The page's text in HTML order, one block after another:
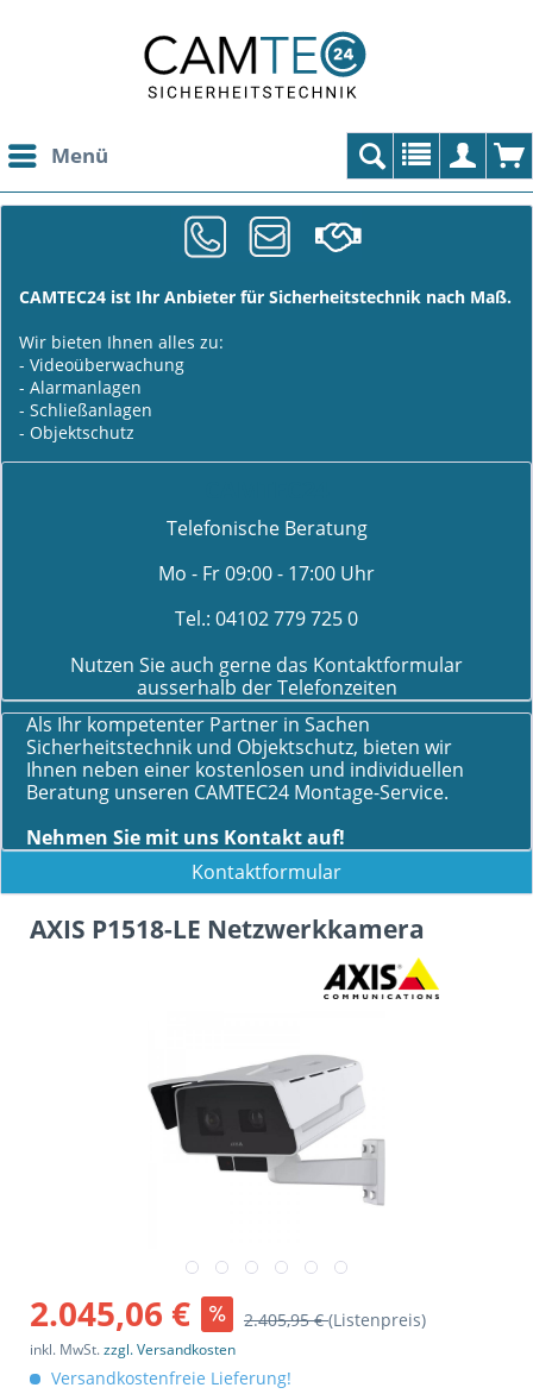
Menü
CAMTEC24 ist Ihr Anbieter für Sicherheitstechnik nach Maß.
Wir bieten Ihnen alles zu:
- Videoüberwachung
- Alarmanlagen
- Schließanlagen
- Objektschutz
Telefonische Beratung
Mo - Fr 09:00 - 17:00 Uhr
Tel.: 04102 779 725 0
Nutzen Sie auch gerne das Kontaktformular
ausserhalb der Telefonzeiten
Als Ihr kompetenter Partner in Sachen
Sicherheitstechnik und Objektschutz, bieten wir
Ihnen neben einer kostenlosen und individuellen
Beratung unseren CAMTEC24 Montage-Service.
Nehmen Sie mit uns Kontakt auf!
Kontaktformular
AXIS P1518-LE Netzwerkkamera
2.045,06 € 2.405,95 €(Listenpreis)
inkl. MwSt.zzgl. Versandkosten
Versandkostenfreie Lieferung!